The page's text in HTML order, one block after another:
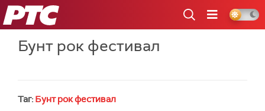
РТС
Бунт рок фестивал
Таг: Бунт рок фестивал